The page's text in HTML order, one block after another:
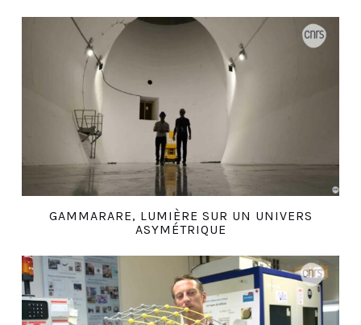
GAMMARARE, LUMIÈRE SUR UN UNIVERS
ASYMÉTRIQUE